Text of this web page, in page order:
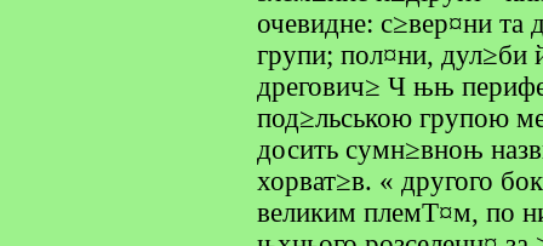
очевидне: с≥вер¤ни та
групи; пол¤ни, дул≥би
дрегович≥ Ч њњ
под≥льською групою
досить сумн≥вноњ
хорват≥в. « другого
великим племТ¤м, по